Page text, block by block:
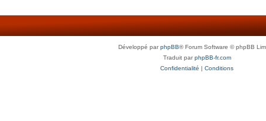
Développé parphpBB® Forum Software © phpBB
Traduit parphpBB-fr.com
Confidentialité | Conditions